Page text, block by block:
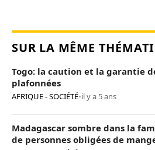
SUR LA MÊME
Togo: la caution et la garantie
plafonnées
AFRIQUE - SOCIÉTÉ•il y a 5 ans
Madagascar sombre dans la
de personnes obligées de